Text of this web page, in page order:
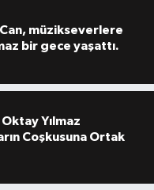
müzikseverlere
bir gece yaşattı.
Oktay Yılmaz
Coşkusuna Ortak